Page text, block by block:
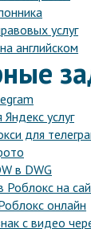
услуг
английском
услуг
для
в DWG
Роблокс на
онлайн
с видео